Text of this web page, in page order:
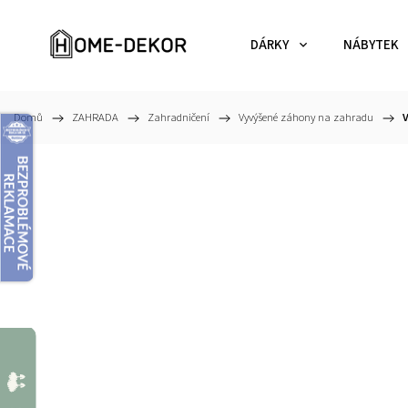
DÁRKY NÁBYTEK
Domů / ZAHRADA / Zahradničení / Vyvýšené záhony na zahradu /